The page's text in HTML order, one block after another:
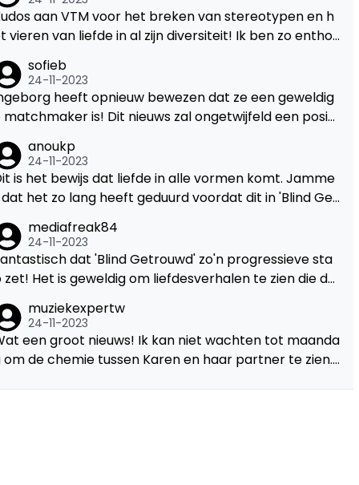
aan VTM voor het breken van stereotypen en h
vieren van liefde in al zijn diversiteit! Ik ben zo enthou
te volgen.
sofieb
24-11-2023
heeft opnieuw bewezen dat ze een geweldig
matchmaker is! Dit nieuws zal ongetwijfeld een positi
uit om hun liefdesverhaal te volgen.
anoukp
24-11-2023
is het bewijs dat liefde in alle vormen komt. Jamme
het zo lang heeft geduurd voordat dit in 'Blind Get
mediafreak84
24-11-2023
dat 'Blind Getrouwd' zo'n progressieve sta
zet! Het is geweldig om liefdesverhalen te zien die de
muziekexpertw
24-11-2023
een groot nieuws! Ik kan niet wachten tot maanda
om de chemie tussen Karen en haar partner te zien.